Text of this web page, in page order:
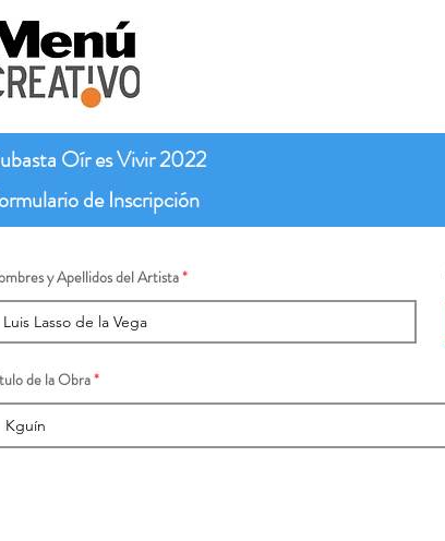
Oír es Vivir 2022
de Inscripción
y Apellidos del Artista
de la Obra